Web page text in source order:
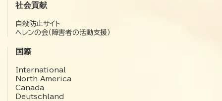
社会貢献
自殺防止サイト
ヘレンの会（障害者の活動支援）
国際
International
North America
Canada
Deutschland